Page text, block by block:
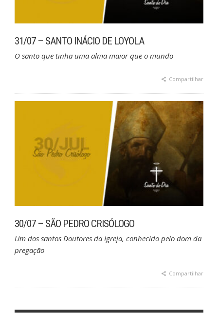
31/07 – SANTO INÁCIO DE LOYOLA
O santo que tinha uma alma maior que o mundo
Compartilhar
30/07 – SÃO PEDRO CRISÓLOGO
Um dos santos Doutores da Igreja, conhecido pelo dom da
pregação
Compartilhar